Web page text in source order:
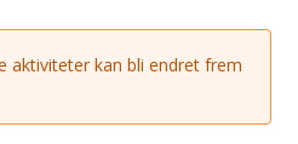
aktiviteter kan bli endret frem